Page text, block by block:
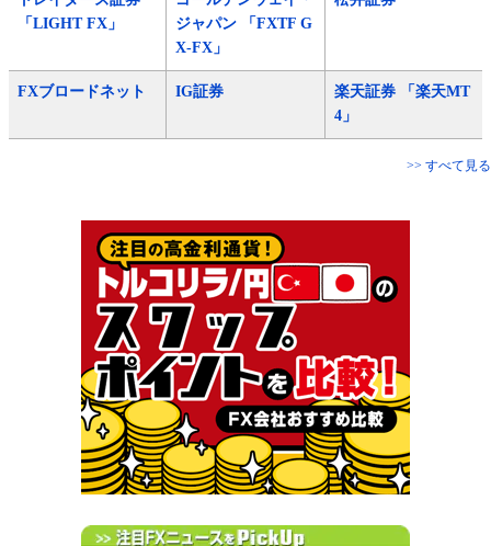
「LIGHT FX」
ジャパン 「FXTF G
X-FX」
FXブロードネット IG証券
楽天証券 「楽天MT
4」
>> すべて見る